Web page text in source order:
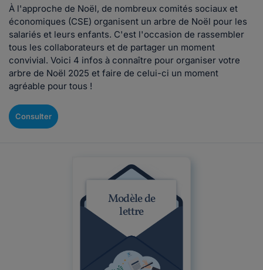
À l'approche de Noël, de nombreux comités sociaux et
économiques (CSE) organisent un arbre de Noël pour les
salariés et leurs enfants. C'est l'occasion de rassembler
tous les collaborateurs et de partager un moment
convivial. Voici 4 infos à connaître pour organiser votre
arbre de Noël 2025 et faire de celui-ci un moment
agréable pour tous !
Consulter
Modèle de
lettre